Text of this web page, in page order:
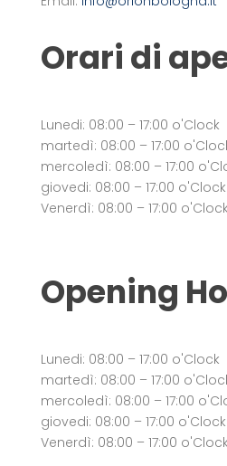
Orari di
Lunedi: 08:00 – 17:00 o'Clock
martedì: 08:00 – 17:00
mercoledì: 08:00 – 17:00
giovedi: 08:00 – 17:00 o'Clock
Venerdì: 08:00 – 17:00 o'Clock
Opening
Lunedi: 08:00 – 17:00 o'Clock
martedì: 08:00 – 17:00
mercoledì: 08:00 – 17:00
giovedi: 08:00 – 17:00 o'Clock
Venerdì: 08:00 – 17:00 o'Clock